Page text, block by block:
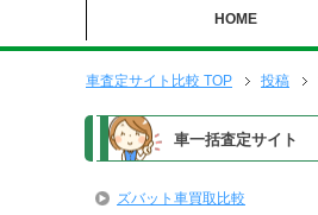
HOME
車査定サイト比較 TOP 投稿
車一括査定サイト
ズバット車買取比較